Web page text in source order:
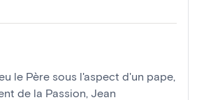
le Père sous l'aspect d'un pape
de la Passion Jean